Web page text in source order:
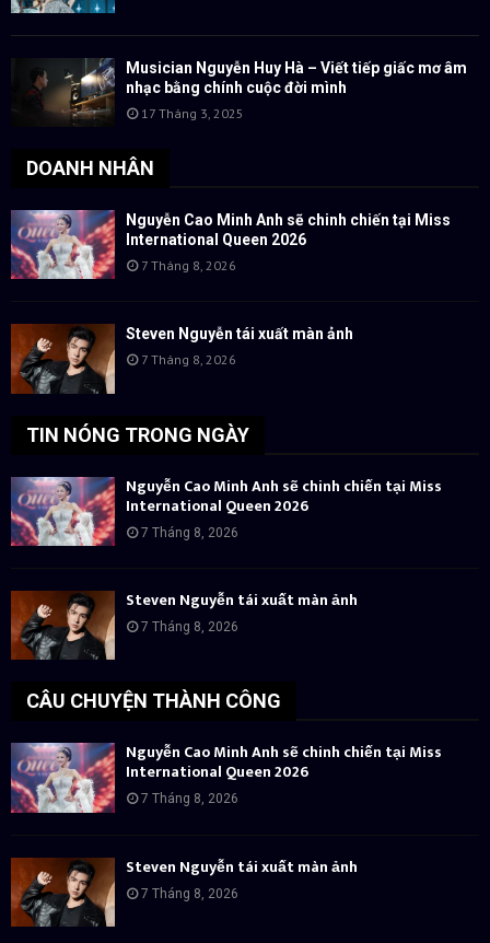
Musician Nguyễn Huy Hà – Viết tiếp giấc mơ âm
nhạc bằng chính cuộc đời mình
17 Tháng 3, 2025
DOANH NHÂN
Nguyễn Cao Minh Anh sẽ chinh chiến tại Miss
International Queen 2026
7 Tháng 8, 2026
Steven Nguyễn tái xuất màn ảnh
7 Tháng 8, 2026
TIN NÓNG TRONG NGÀY
Nguyễn Cao Minh Anh sẽ chinh chiến tại Miss
International Queen 2026
7 Tháng 8, 2026
Steven Nguyễn tái xuất màn ảnh
7 Tháng 8, 2026
CÂU CHUYỆN THÀNH CÔNG
Nguyễn Cao Minh Anh sẽ chinh chiến tại Miss
International Queen 2026
7 Tháng 8, 2026
Steven Nguyễn tái xuất màn ảnh
7 Tháng 8, 2026